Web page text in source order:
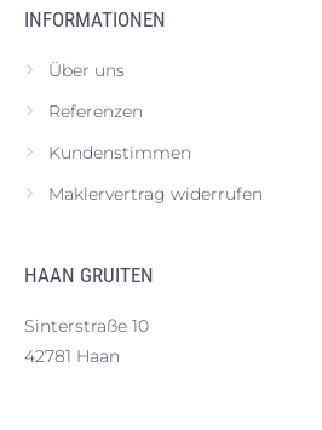
INFORMATIONEN
Über uns
Referenzen
Kundenstimmen
Maklervertrag widerrufen
HAAN GRUITEN
Sinterstraße 10
42781 Haan